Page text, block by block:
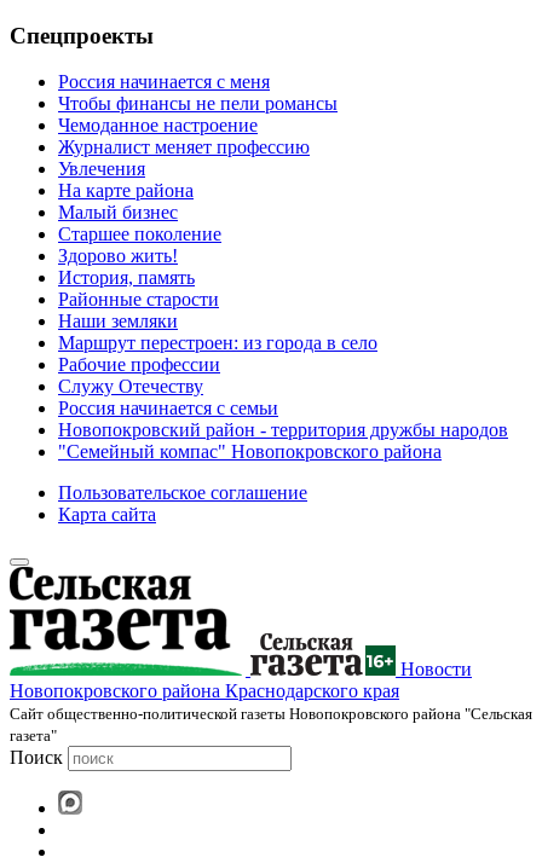
Спецпроекты
Россия начинается с меня
Чтобы финансы не пели романсы
Чемоданное настроение
Журналист меняет профессию
Увлечения
На карте района
Малый бизнес
Старшее поколение
Здорово жить!
История, память
Районные старости
Наши земляки
Маршрут перестроен: из города в село
Рабочие профессии
Служу Отечеству
Россия начинается с семьи
Новопокровский район - территория дружбы народов
"Семейный компас" Новопокровского района
Пользовательское соглашение
Карта сайта
Новости
Новопокровского района Краснодарского края
Cайт общественно-политической газеты Новопокровского района "Сельская
газета"
Поиск